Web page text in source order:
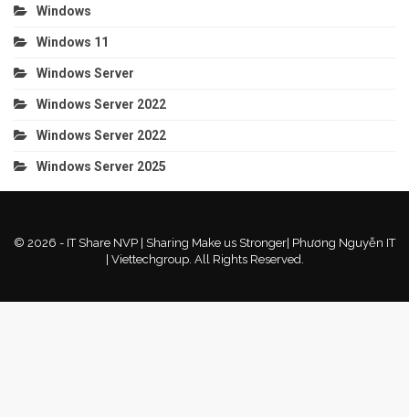
Windows
Windows 11
Windows Server
Windows Server 2022
Windows Server 2022
Windows Server 2025
© 2026 - IT Share NVP | Sharing Make us Stronger| Phương Nguyễn IT
| Viettechgroup. All Rights Reserved.